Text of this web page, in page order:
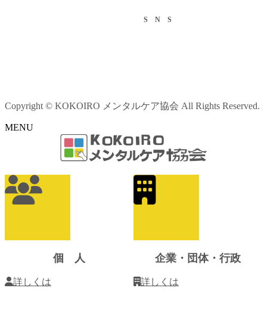
S N S
Copyright © KOKOIRO メンタルケア協会 All Rights Reserved.
MENU
ア
イ
コ
ン
個 人
詳しくは
企業・団体・行政
詳しくは